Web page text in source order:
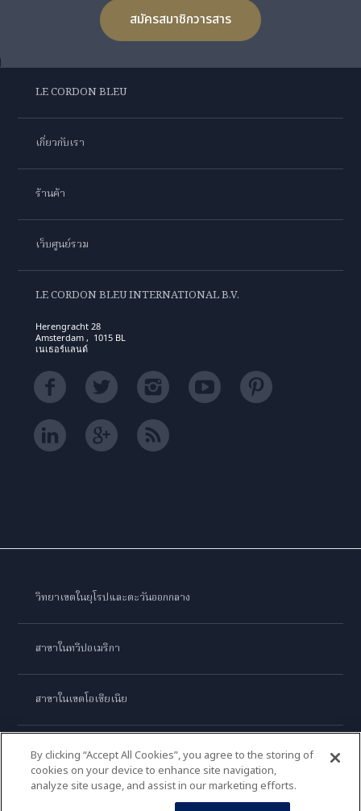
สมัครสมาชิกวารสาร
LE CORDON BLEU
เกี่ยวกับเรา
ร้านค้า
เว็บศูนย์รวม
LE CORDON BLEU INTERNATIONAL B.V.
Herengracht 28
Amsterdam , 1015 BL
เนเธอร์แลนด์
วิทยาเขตในยุโรปและตะวันออกกลาง
สาขาในทวีปอเมริกา
สาขาในเขตโอเชียเนีย
สาขาในทวีปเอเชีย
เลอ กอร์ดอง เบลอ อินเตอร์เนชั่นแนล
By clicking “Accept All Cookies”, you agree to the storing of
cookies on your device to enhance site navigation,
analyze site usage, and assist in our marketing efforts.